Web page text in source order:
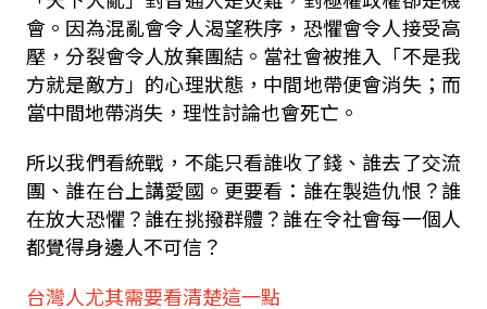
會。因為混亂會令人渴望秩序，恐懼會令人接受高
壓，分裂會令人放棄團結。當社會被推入「不是我
方就是敵方」的心理狀態，中間地帶便會消失；而
當中間地帶消失，理性討論也會死亡。
所以我們看統戰，不能只看誰收了錢、誰去了交流
團、誰在台上講愛國。更要看：誰在製造仇恨？誰
在放大恐懼？誰在挑撥群體？誰在令社會每一個人
都覺得身邊人不可信？
台灣人尤其需要看清楚這一點